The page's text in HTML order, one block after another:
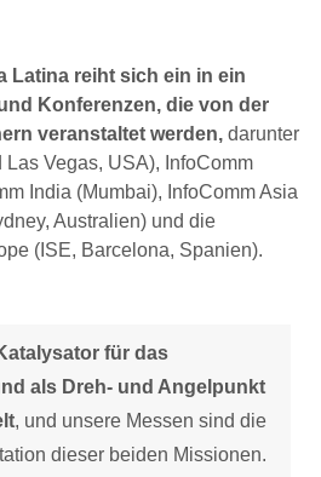
Latina reiht sich ein in ein
Konferenzen, die von der
veranstaltet werden, darunter
Las Vegas, USA), InfoComm
India (Mumbai), InfoComm Asia
Australien) und die
(ISE, Barcelona, Spanien).
für das
als Dreh- und Angelpunkt
, und unsere Messen sind die
dieser beiden Missionen.